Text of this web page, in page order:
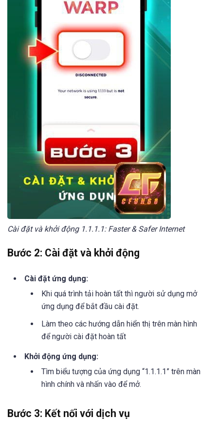
Cài đặt và khởi động 1.1.1.1: Faster & Safer Internet
Bước 2: Cài đặt và khởi động
Cài đặt ứng dụng:
Khi quá trình tải hoàn tất thì người sử dụng mở
ứng dụng để bắt đầu cài đặt.
Làm theo các hướng dẫn hiển thị trên màn hình
để người cài đặt hoàn tất
Khởi động ứng dụng:
Tìm biểu tượng của ứng dụng “1.1.1.1” trên màn
hình chính và nhấn vào để mở.
Bước 3: Kết nối với dịch vụ